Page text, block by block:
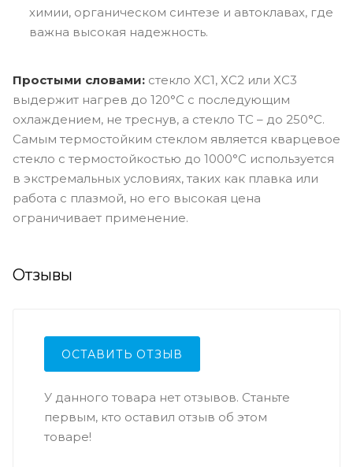
химии, органическом синтезе и автоклавах, где
важна высокая надежность.
Простыми словами: стекло ХС1, ХС2 или ХС3
выдержит нагрев до 120°C с последующим
охлаждением, не треснув, а стекло ТС – до 250°C.
Самым термостойким стеклом является кварцевое
стекло с термостойкостью до 1000°C используется
в экстремальных условиях, таких как плавка или
работа с плазмой, но его высокая цена
ограничивает применение.
Отзывы
ОСТАВИТЬ ОТЗЫВ
У данного товара нет отзывов. Станьте
первым, кто оставил отзыв об этом
товаре!